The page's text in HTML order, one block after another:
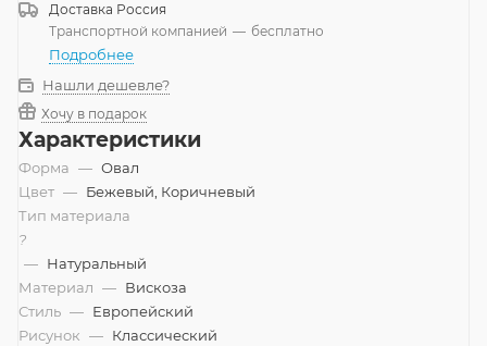
Доставка Россия
Транспортной компанией — бесплатно
Подробнее
Нашли дешевле?
Хочу в подарок
Характеристики
Форма — Овал
Цвет — Бежевый, Коричневый
Тип материала
?
— Натуральный
Материал — Вискоза
Стиль — Европейский
Рисунок — Классический